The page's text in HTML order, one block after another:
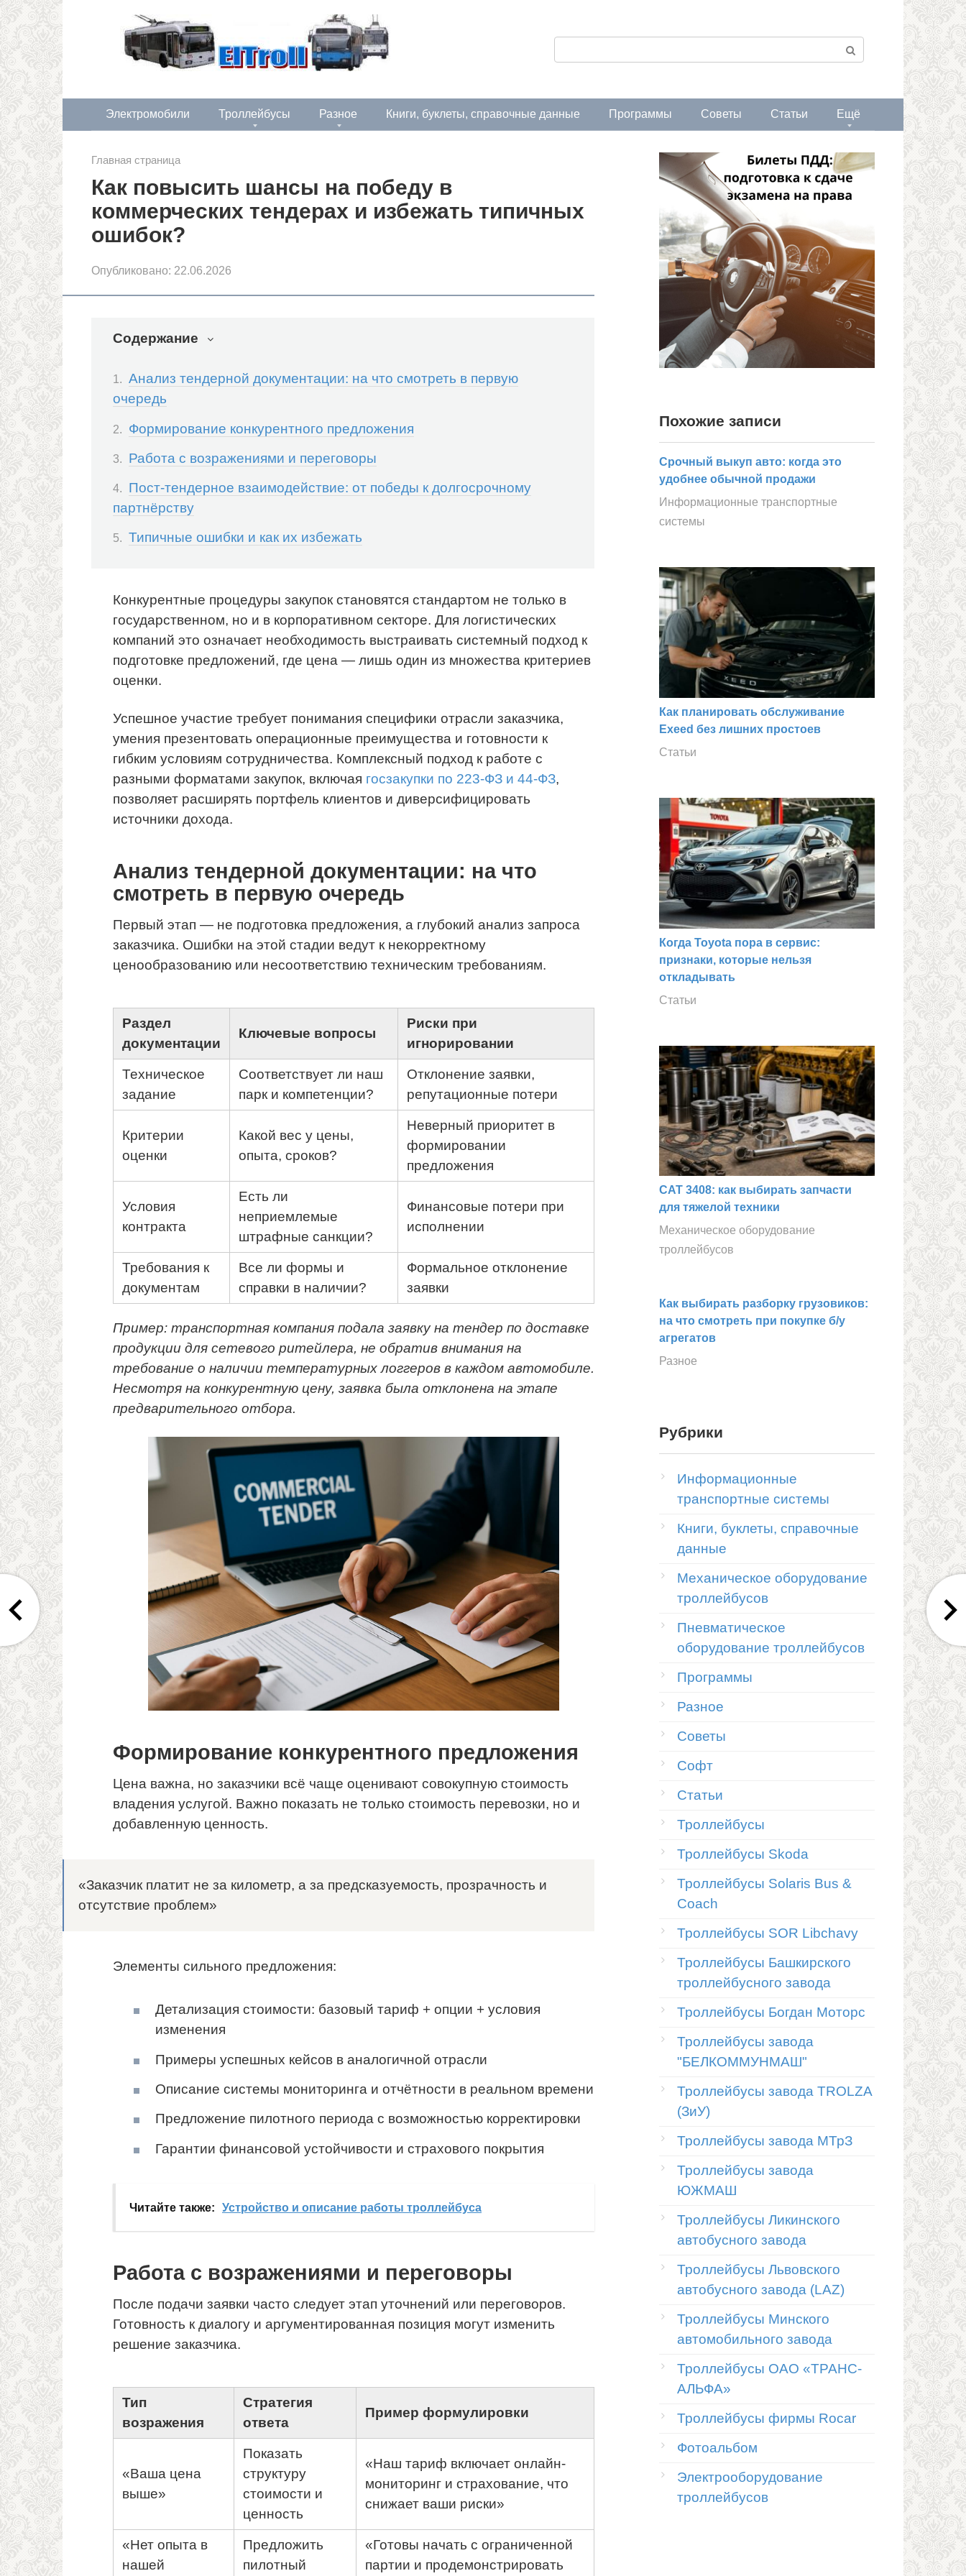
о
Электромобили Троллейбусы Разное Книги, буклеты, справочные данные Программы Советы Статьи Ещё
Главная страница
Как повысить шансы на победу в
коммерческих тендерах и избежать типичных
ошибок?
Опубликовано: 22.06.2026
Содержание
Анализ тендерной документации: на что смотреть в первую
очередь
Формирование конкурентного предложения
Работа с возражениями и переговоры
Пост-тендерное взаимодействие: от победы к долгосрочному
партнёрству
Типичные ошибки и как их избежать
Конкурентные процедуры закупок становятся стандартом не только в
государственном, но и в корпоративном секторе. Для логистических
компаний это означает необходимость выстраивать системный подход к
подготовке предложений, где цена — лишь один из множества критериев
оценки.
Успешное участие требует понимания специфики отрасли заказчика,
умения презентовать операционные преимущества и готовности к
гибким условиям сотрудничества. Комплексный подход к работе с
разными форматами закупок, включая госзакупки по 223-ФЗ и 44-ФЗ,
позволяет расширять портфель клиентов и диверсифицировать
источники дохода.
Анализ тендерной документации: на что
смотреть в первую очередь
Первый этап — не подготовка предложения, а глубокий анализ запроса
заказчика. Ошибки на этой стадии ведут к некорректному
ценообразованию или несоответствию техническим требованиям.
Раздел
документации
Ключевые вопросы
Риски при
игнорировании
Техническое
задание
Соответствует ли наш
парк и компетенции?
Отклонение заявки,
репутационные потери
Критерии
оценки
Какой вес у цены,
опыта, сроков?
Неверный приоритет в
формировании
предложения
Условия
контракта
Есть ли
неприемлемые
штрафные санкции?
Финансовые потери при
исполнении
Требования к
документам
Все ли формы и
справки в наличии?
Формальное отклонение
заявки
Пример: транспортная компания подала заявку на тендер по доставке
продукции для сетевого ритейлера, не обратив внимания на
требование о наличии температурных логгеров в каждом автомобиле.
Несмотря на конкурентную цену, заявка была отклонена на этапе
предварительного отбора.
Формирование конкурентного предложения
Цена важна, но заказчики всё чаще оценивают совокупную стоимость
владения услугой. Важно показать не только стоимость перевозки, но и
добавленную ценность.
«Заказчик платит не за километр, а за предсказуемость, прозрачность и
отсутствие проблем»
Элементы сильного предложения:
Детализация стоимости: базовый тариф + опции + условия
изменения
Примеры успешных кейсов в аналогичной отрасли
Описание системы мониторинга и отчётности в реальном времени
Предложение пилотного периода с возможностью корректировки
Гарантии финансовой устойчивости и страхового покрытия
Читайте также: Устройство и описание работы троллейбуса
Работа с возражениями и переговоры
После подачи заявки часто следует этап уточнений или переговоров.
Готовность к диалогу и аргументированная позиция могут изменить
решение заказчика.
Тип
возражения
Стратегия
ответа
Пример формулировки
«Ваша цена
выше»
Показать
структуру
стоимости и
ценность
«Наш тариф включает онлайн-
мониторинг и страхование, что
снижает ваши риски»
«Нет опыта в
нашей
Предложить
пилотный
«Готовы начать с ограниченной
партии и продемонстрировать
Похожие записи
Срочный выкуп авто: когда это
удобнее обычной продажи
Информационные транспортные
системы
Как планировать обслуживание
Exeed без лишних простоев
Статьи
Когда Toyota пора в сервис:
признаки, которые нельзя
откладывать
Статьи
CAT 3408: как выбирать запчасти
для тяжелой техники
Механическое оборудование
троллейбусов
Как выбирать разборку грузовиков:
на что смотреть при покупке б/у
агрегатов
Разное
Рубрики
Информационные
транспортные системы
Книги, буклеты, справочные
данные
Механическое оборудование
троллейбусов
Пневматическое
оборудование троллейбусов
Программы
Разное
Советы
Софт
Статьи
Троллейбусы
Троллейбусы Skoda
Троллейбусы Solaris Bus &
Coach
Троллейбусы SOR Libchavy
Троллейбусы Башкирского
троллейбусного завода
Троллейбусы Богдан Моторс
Троллейбусы завода
"БЕЛКОММУНМАШ"
Троллейбусы завода TROLZA
(ЗиУ)
Троллейбусы завода МТрЗ
Троллейбусы завода
ЮЖМАШ
Троллейбусы Ликинского
автобусного завода
Троллейбусы Львовского
автобусного завода (LAZ)
Троллейбусы Минского
автомобильного завода
Троллейбусы ОАО «ТРАНС-
АЛЬФА»
Троллейбусы фирмы Rocar
Фотоальбом
Электрооборудование
троллейбусов